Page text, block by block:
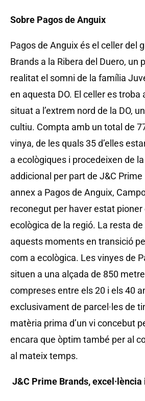
Sobre Pagos de Anguix
Pagos de Anguix és el celler del
Brands a la Ribera del Duero, un
realitat el somni de la família
en aquesta DO. El celler es troba
situat a l’extrem nord de la DO,
cultiu. Compta amb un total de
vinya, de les quals 35 d’elles
a ecològiques i procedeixen de
addicional per part de J&C
annex a Pagos de Anguix,
reconegut per haver estat
ecològica de la regió. La resta
aquests moments en transició
com a ecològica. Les vinyes de
situen a una alçada de 850
compreses entre els 20 i els 40
exclusivament de parcel·les de
matèria prima d’un vi concebut
encara que òptim també per al
al mateix temps.
J&C Prime Brands,